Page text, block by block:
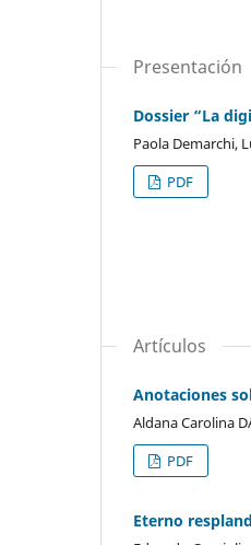
Presentación
Dossier “La
Paola Demarchi,
PDF
Artículos
Anotaciones
Aldana Carolina
PDF
Eterno